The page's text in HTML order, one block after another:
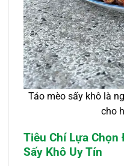
Táo mèo sấy khô là
cho
Tiêu Chí Lựa Chọn
Sấy Khô Uy Tín